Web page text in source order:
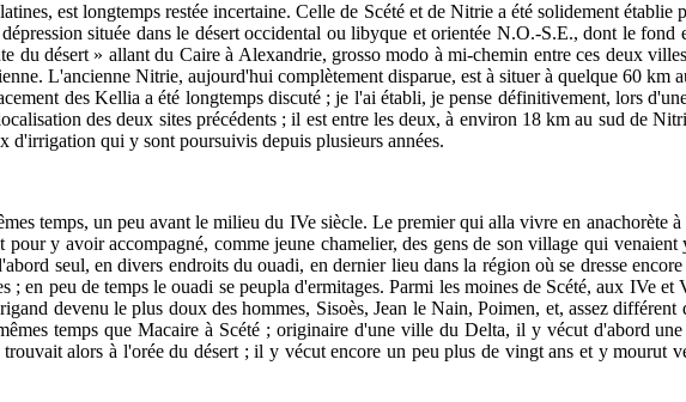
est longtemps restée incertaine. Celle de Scété et de Nitrie a été solidement
située dans le désert occidental ou libyque et orientée N.O.-S.E., dont le fond
désert » allant du Caire à Alexandrie, grosso modo à mi-chemin entre ces deux
L'ancienne Nitrie, aujourd'hui complètement disparue, est à situer à quelque 60 km
des Kellia a été longtemps discuté ; je l'ai établi, je pense définitivement, lors
des deux sites précédents ; il est entre les deux, à environ 18 km au sud de
d'irrigation qui y sont poursuivis depuis plusieurs années.
temps, un peu avant le milieu du IVe siècle. Le premier qui alla vivre en
y avoir accompagné, comme jeune chamelier, des gens de son village qui
seul, en divers endroits du ouadi, en dernier lieu dans la région où se dresse
; en peu de temps le ouadi se peupla d'ermitages. Parmi les moines de Scété, aux IVe
devenu le plus doux des hommes, Sisoès, Jean le Nain, Poimen, et, assez
temps que Macaire à Scété ; originaire d'une ville du Delta, il y vécut d'abord une
alors à l'orée du désert ; il y vécut encore un peu plus de vingt ans et y mourut